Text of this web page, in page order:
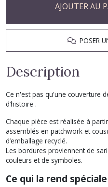
AJOUTER AU
POSER
Description
Ce n'est pas qu'une couverture
d’histoire .
Chaque pièce est réalisée à
assemblés en patchwork et
d’emballage recyclé.
Les bordures proviennent de
couleurs et de symboles.
Ce qui la rend spéciale